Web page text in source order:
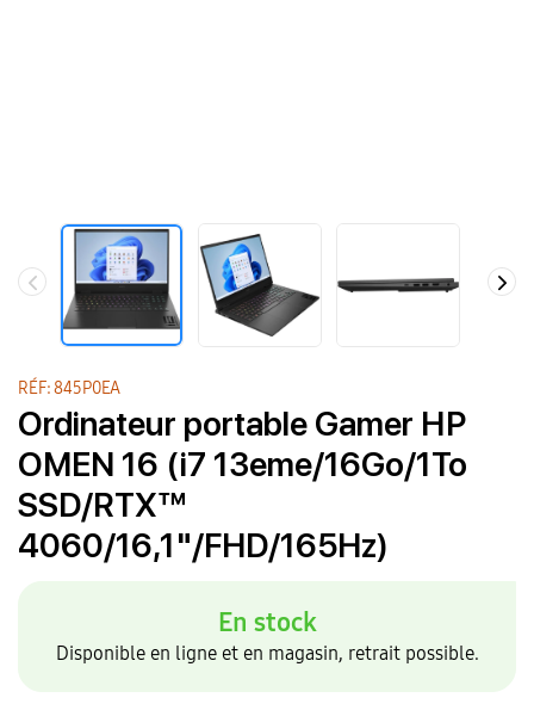
RÉF: 845P0EA
Ordinateur portable Gamer HP
OMEN 16 (i7 13eme/16Go/1To
SSD/RTX™
4060/16,1"/FHD/165Hz)
En stock
Disponible en ligne et en magasin, retrait possible.